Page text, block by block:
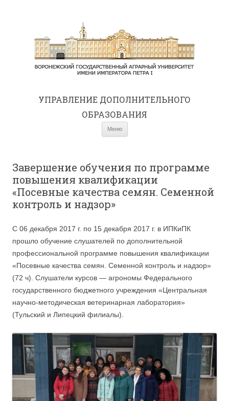
УПРАВЛЕНИЕ ДОПОЛНИТЕЛЬНОГО
ОБРАЗОВАНИЯ
Меню
Завершение обучения по программе
повышения квалификации
«Посевные качества семян. Семенной
контроль и надзор»
С 06 декабря 2017 г. по 15 декабря 2017 г. в ИПКиПК
прошло обучение слушателей по дополнительной
профессиональной программе повышения квалификации
«Посевные качества семян. Семенной контроль и надзор»
(72 ч). Слушатели курсов — агрономы Федерального
государственного бюджетного учреждения «Центральная
научно-методическая ветеринарная лаборатория»
(Тульский и Липецкий филиалы).